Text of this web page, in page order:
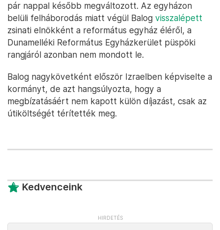
pár nappal később megváltozott. Az egyházon
belüli felháborodás miatt végül Balog visszalépett
zsinati elnökként a református egyház éléről, a
Dunamelléki Református Egyházkerület püspöki
rangjáról azonban nem mondott le.
Balog nagykövetként először Izraelben képviselte a
kormányt, de azt hangsúlyozta, hogy a
megbízatásáért nem kapott külön díjazást, csak az
útiköltségét térítették meg.
Kedvenceink